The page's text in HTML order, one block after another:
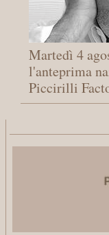
Martedì 4
l'anteprima
Piccirilli